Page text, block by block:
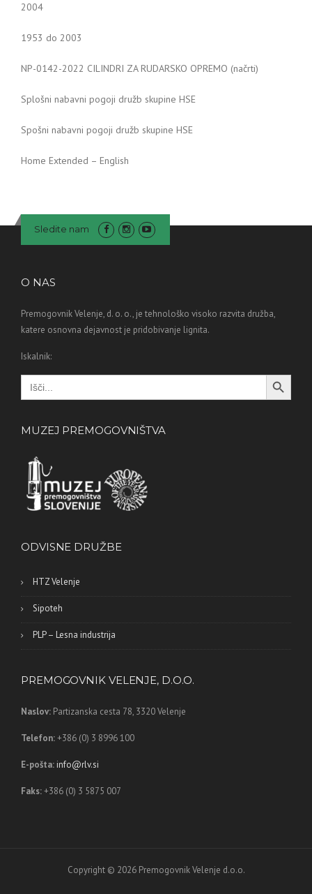
2004
1953 do 2003
NP-0142-2022 CILINDRI ZA RUDARSKO OPREMO (načrti)
Splošni nabavni pogoji družb skupine HSE
Spošni nabavni pogoji družb skupine HSE
Home Extended – English
Sledite nam
O NAS
Premogovnik Velenje, d. o. o., je tehnološko visoko razvita družba,
katere osnovna dejavnost je pridobivanje lignita.
Iskalnik:
Search
for:
Search Button
MUZEJ PREMOGOVNIŠTVA
ODVISNE DRUŽBE
HTZ Velenje
Sipoteh
PLP – Lesna industrija
PREMOGOVNIK VELENJE, D.O.O.
Naslov: Partizanska cesta 78, 3320 Velenje
Telefon:+386 (0) 3 8996 100
E-pošta: info@rlv.si
Faks:+386 (0) 3 5875 007
Copyright © 2026 Premogovnik Velenje d.o.o.